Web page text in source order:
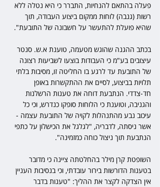
פעלה בהתאם להנחיות, התברר כי היא נטלה ללא
רשות (גנבה) לוחות ממקום ביצוע העבודה, תוך
שהיא פועלת להתעשר על חשבונה של התובעת".
בכתב ההגנה שהוגש מטעמה, טוענת א.ש. סנטר
עיצובים בע"מ כי העבודות בוצעו לשביעות רצונה
של התובעת עד לרגע בו החליטה זו, מסיבות בלתי
תלויות בביצוע, לסיים את ההתקשרות באופן
חד-צדדי. הנתבעת דוחה את טענות הרשלנות
והגניבה, וטוענת כי הלוחות סופקו כנדרש, וכי כל
עיכוב נבע מהתנהלות לקויה של התובעת עצמה -
אשר ניסתה, לדבריה, "לגלגל את הכישלון על כתפי
הנתבעת תוך ניצול כוחה כמזמינה".
השופטת קרן מילר בהחלטתה ציינה כי מדובר
בטענות הדורשות בירור עובדתי, וכי בנסיבות העניין
אין הצדקה לקצר את ההליך: "טענות בדבר